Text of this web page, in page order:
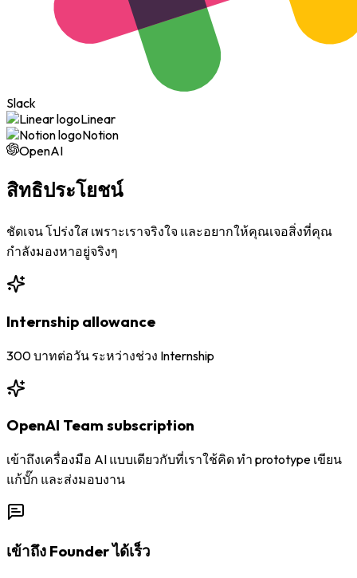
Slack
Linear
Notion
OpenAI
สิทธิประโยชน์
ชัดเจน โปร่งใส เพราะเราจริงใจ และอยากให้คุณเจอสิ่งที่คุณ
กำลังมองหาอยู่จริงๆ
Internship allowance
300 บาทต่อวัน ระหว่างช่วง Internship
OpenAI Team subscription
เข้าถึงเครื่องมือ AI แบบเดียวกับที่เราใช้คิด ทำ prototype เขียน
แก้บั๊ก และส่งมอบงาน
เข้าถึง Founder ได้เร็ว